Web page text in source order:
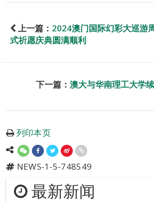
上一篇： 2024澳门国际幻彩大巡游
式祈愿庆典圆满顺利
下一篇： 澳大与华南理工大学
列印本页
NEWS-1-5-748549
最新新闻